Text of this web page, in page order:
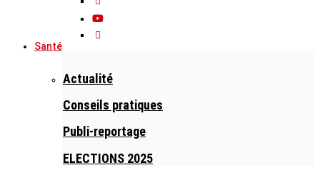
Santé
Actualité
Conseils pratiques
Publi-reportage
ELECTIONS 2025